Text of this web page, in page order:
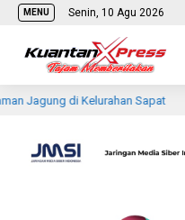
MENU Senin, 10 Agu 2026
di Kelurahan Sapat